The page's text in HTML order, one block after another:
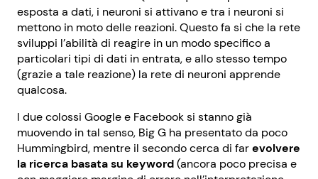
esposta a dati, i neuroni si attivano e tra i neuroni si
mettono in moto delle reazioni. Questo fa si che la rete
sviluppi l’abilità di reagire in un modo specifico a
particolari tipi di dati in entrata, e allo stesso tempo
(grazie a tale reazione) la rete di neuroni apprende
qualcosa.
I due colossi Google e Facebook si stanno già
muovendo in tal senso, Big G ha presentato da poco
Hummingbird, mentre il secondo cerca di farevolvere
la ricerca basata su keyword(ancora poco precisa e